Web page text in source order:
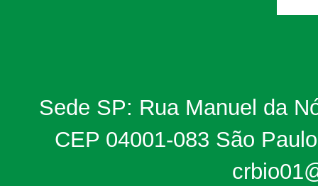
Sede SP: Rua Manuel da
CEP 04001-083 São